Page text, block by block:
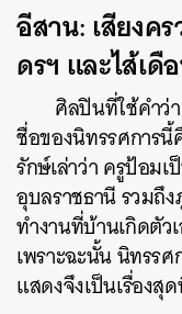
อีสาน: เสียงค
ดรฯ และไส้เดื
ศิลปินที่ใช้คำว่
ชื่อของนิทรรศการนี้
รักษ์เล่าว่า ครูป้อม
อุบลราชธานี รวมถึ
ทำงานที่บ้านเกิดตัว
เพราะฉะนั้น นิทรร
แสดงจึงเป็นเรื่อง